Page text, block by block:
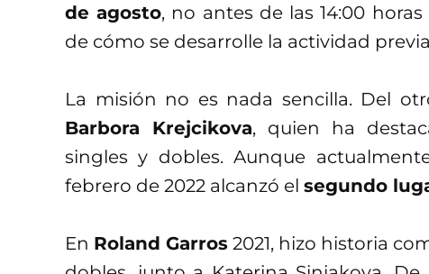
de agosto, no antes de las 14:00
de cómo se desarrolle la actividad
La misión no es nada sencilla. Del
Barbora Krejcikova, quien ha
singles y dobles. Aunque
febrero de 2022 alcanzó el segundo
En Roland Garros 2021, hizo historia